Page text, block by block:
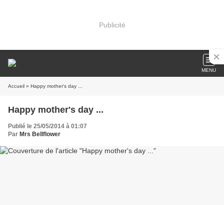
Publicité
MENU
Accueil » Happy mother's day ...
Happy mother's day ...
Publié le 25/05/2014 à 01:07
Par Mrs Bellflower